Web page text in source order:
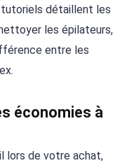
tutoriels détaillent les
les épilateurs,
entre les
économies à
lors de votre achat,